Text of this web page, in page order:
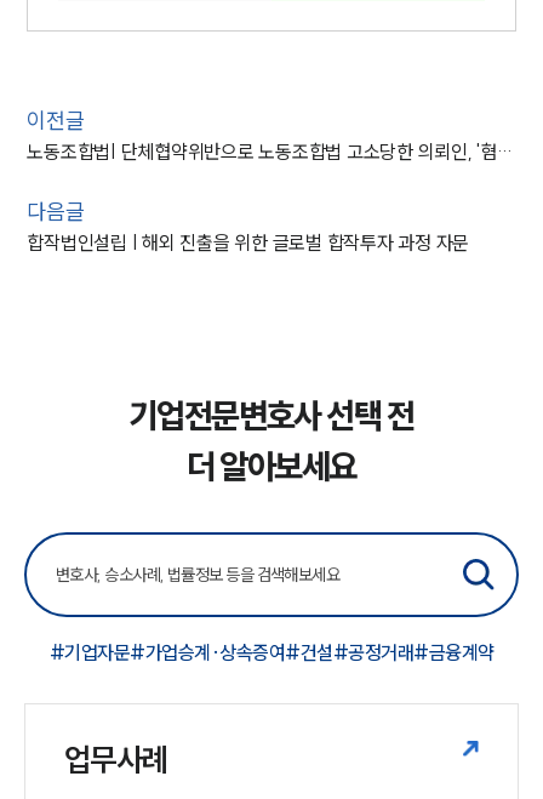
이전글
노동조합법| 단체협약위반으로 노동조합법 고소당한 의뢰인, '혐의없음'
다음글
합작법인설립 | 해외 진출을 위한 글로벌 합작투자 과정 자문
기업전문변호사 선택 전
더 알아보세요
#기업자문#가업승계·상속증여#건설#공정거래#금융계약
업무사례